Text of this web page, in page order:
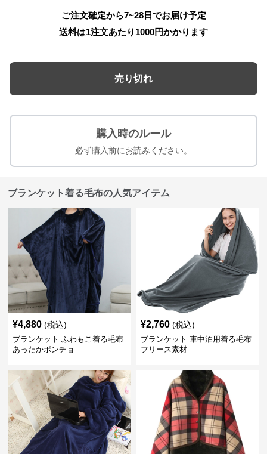
ご注文確定から7~28日でお届け予定
送料は1注文あたり 1000円かかります
売り切れ
購入時のルール
必ず購入前にお読みください。
ブランケット着る毛布の人気アイテム
¥4,880 (税込)
ブランケット ふわもこ着る毛布
あったかポンチョ
¥2,760 (税込)
ブランケット 車中泊用着る毛布
フリース素材